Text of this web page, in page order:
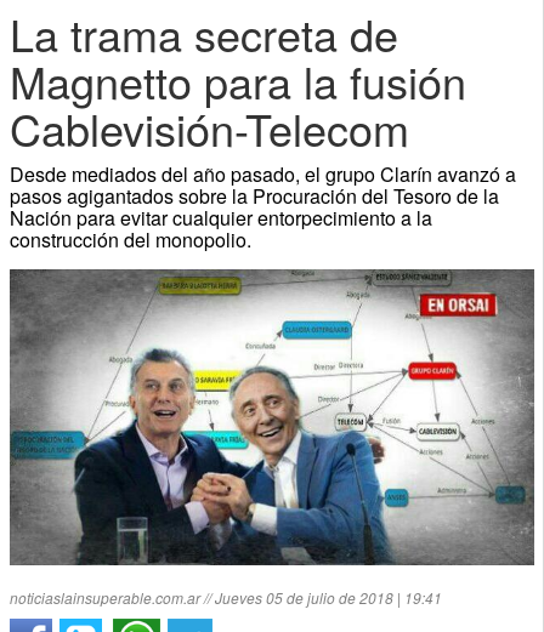
La trama secreta de
Magnetto para la fusión
Cablevisión-Telecom
Desde mediados del año pasado, el grupo Clarín avanzó a
pasos agigantados sobre la Procuración del Tesoro de la
Nación para evitar cualquier entorpecimiento a la
construcción del monopolio.
noticiaslainsuperable.com.ar // Jueves 05 de julio de 2018 | 19:41